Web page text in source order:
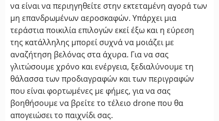
να είναι να περιηγηθείτε στην εκτεταμένη αγορά των
μη επανδρωμένων αεροσκαφών. Υπάρχει μια
τεράστια ποικιλία επιλογών εκεί έξω και η εύρεση
της κατάλληλης μπορεί συχνά να μοιάζει με
αναζήτηση βελόνας στα άχυρα. Για να σας
γλιτώσουμε χρόνο και ενέργεια, ξεδιαλύνουμε τη
θάλασσα των προδιαγραφών και των περιγραφών
που είναι φορτωμένες με φήμες, για να σας
βοηθήσουμε να βρείτε το τέλειο drone που θα
απογειώσει το παιχνίδι σας.